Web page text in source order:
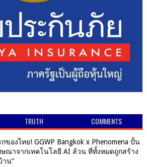
TRUTH COMMENTS
กของไทย! GGWP Bangkok x Phenomena ปั้น
ณาจากเทคโนโลยี AI ล้วน ที่ทั้งหมดถูกสร้าง
าน”